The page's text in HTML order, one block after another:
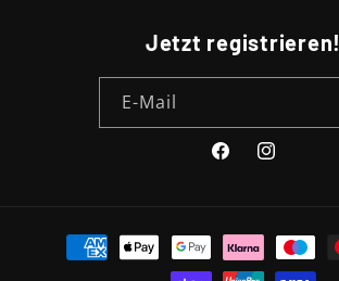
Jetzt registrieren!
E-Mail
FacebookInstagram
Zahlungsmethoden